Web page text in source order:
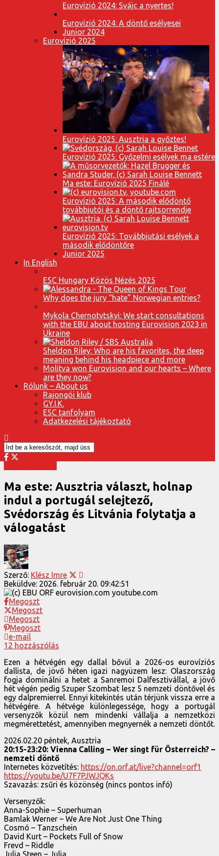
Eurovízió 2024: Svájc a nyertes!
Eurovízió 2024: A döntő esélyesei
Junior 2024
Eurovízió 2025
Eurovízió 2025: Ausztria a győztes!
Eurovízió 2025: Győzelmi esélyek ma estére
Ma este: Eurovízió 2025 Finálé
Eurovízió 2025: A második elődöntő
továbbjutói és a döntő rajtsorrendje
Eurovízió 2025: Továbbjutási esélyek a
második elődöntőre
Junior 2025
In English
ESC Hungary Közös Nézés 2025
Why does the jury “hate” Norwegian entries?
Mykola Chernotytskyi: We start consultations
with the EBU about hosting Eurovision 2023 in
Ukraine
Sheldon Riley: Who are his favorites, the deep
meaning behind his headpiece and more
Molitva won Eurovision and our hearts – Where
are they now?
Rólunk – About us
Rajongói klub
GY.I.K.
ESC tanfolyam
Adatkezelési tájékoztató
Ma este: Ausztria választ, holnap
indul a portugál selejtező,
Svédország és Litvánia folytatja a
válogatást
Szerző: Klész Imre
Beküldve: 2026. február 20. 09:42:51
Megoszt
Megoszt
Megoszt
Megoszt
e-mail
12 hozzászólás
Ezen a hétvégén egy dallal bővül a 2026-os eurovíziós
dallista, de jövő héten igazi nagyüzem lesz: Olaszország
fogja dominálni a hetet a Sanremoi Dalfesztivállal, a jövő
hét végén pedig Szuper Szombat lesz 5 nemzeti döntővel és
egy dalpremierrel. Ennyi kitekintés után térjünk vissza erre a
hétvégére. A hétvége különlegessége, hogy a portugál
versenyzők közül nem mindenki vállalja a nemzetközi
megmérettetést, amennyiben megnyernék a nemzeti döntőt.
2026.02.20 péntek, Ausztria
20:15-23:20: Vienna Calling – Wer singt für Österreich? –
nemzeti döntő
Internetes közvetítés: https://on.orf.at/live?channel=orf1
https://youtu.be/U7F7PJWJQKs
Szavazás: zsűri és közönség (nincs pontos infó)
Versenyzők:
Anna-Sophie – Superhuman
Bamlak Werner – We Are Not Just One Thing
Cosmó – Tanzschein
David Kurt – Pockets Full of Snow
Frevd – Riddle
Julia Steen – Julia